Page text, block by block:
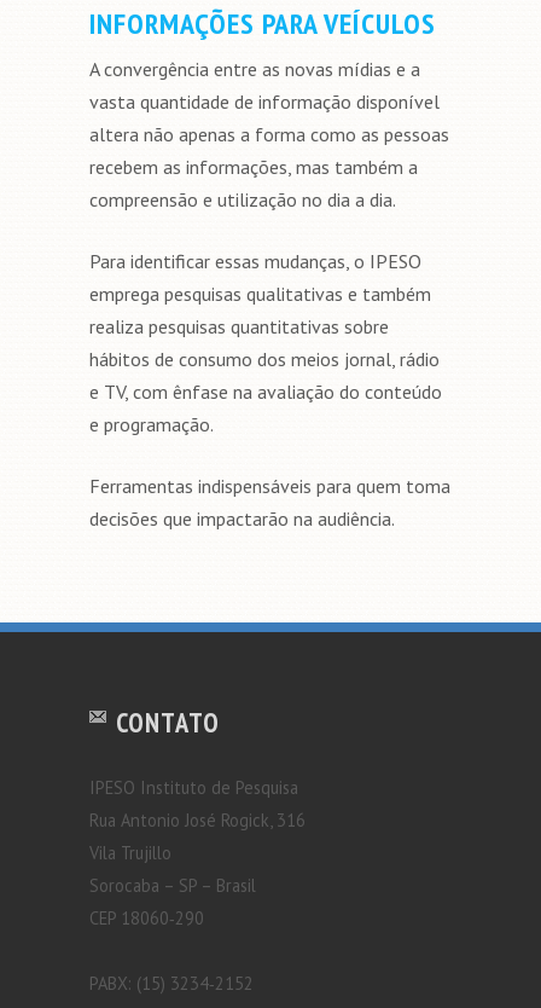
INFORMAÇÕES PARA VEÍCULOS
A convergência entre as novas mídias e a
vasta quantidade de informação disponível
altera não apenas a forma como as pessoas
recebem as informações, mas também a
compreensão e utilização no dia a dia.
Para identificar essas mudanças, o IPESO
emprega pesquisas qualitativas e também
realiza pesquisas quantitativas sobre
hábitos de consumo dos meios jornal, rádio
e TV, com ênfase na avaliação do conteúdo
e programação.
Ferramentas indispensáveis para quem toma
decisões que impactarão na audiência.
CONTATO
IPESO Instituto de Pesquisa
Rua Antonio José Rogick, 316
Vila Trujillo
Sorocaba – SP – Brasil
CEP 18060‐290
PABX: (15) 3234‐2152